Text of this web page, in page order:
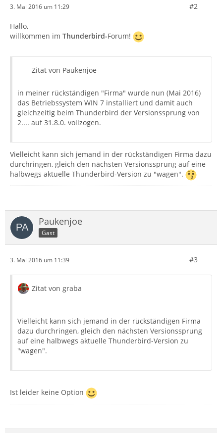
3. Mai 2016 um 11:29 #2
Hallo,
willkommen im Thunderbird-Forum!
Zitat von Paukenjoe
in meiner rückständigen "Firma" wurde nun (Mai 2016)
das Betriebssystem WIN 7 installiert und damit auch
gleichzeitig beim Thunderbird der Versionssprung von
2.... auf 31.8.0. vollzogen.
Vielleicht kann sich jemand in der rückständigen Firma dazu
durchringen, gleich den nächsten Versionssprung auf eine
halbwegs aktuelle Thunderbird-Version zu "wagen".
Paukenjoe
Gast
3. Mai 2016 um 11:39 #3
Zitat von graba
Vielleicht kann sich jemand in der rückständigen Firma
dazu durchringen, gleich den nächsten Versionssprung
auf eine halbwegs aktuelle Thunderbird-Version zu
"wagen".
Ist leider keine Option